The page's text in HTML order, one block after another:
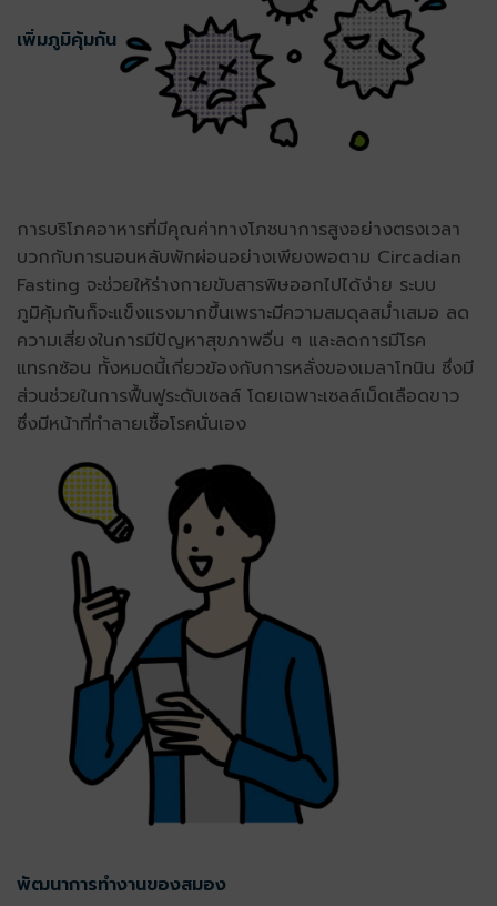
เพิ่มภูมิคุ้มกัน
การบริโภคอาหารที่มีคุณค่าทางโภชนาการสูงอย่างตรงเวลา
บวกกับการนอนหลับพักผ่อนอย่างเพียงพอตาม Circadian
Fasting จะช่วยให้ร่างกายขับสารพิษออกไปได้ง่าย ระบบ
ภูมิคุ้มกันก็จะแข็งแรงมากขึ้นเพราะมีความสมดุลสม่ำเสมอ ลด
ความเสี่ยงในการมีปัญหาสุขภาพอื่น ๆ และลดการมีโรค
แทรกซ้อน ทั้งหมดนี้เกี่ยวข้องกับการหลั่งของเมลาโทนิน ซึ่งมี
ส่วนช่วยในการฟื้นฟูระดับเซลล์ โดยเฉพาะเซลล์เม็ดเลือดขาว
ซึ่งมีหน้าที่ทำลายเชื้อโรคนั่นเอง
พัฒนาการทำงานของสมอง